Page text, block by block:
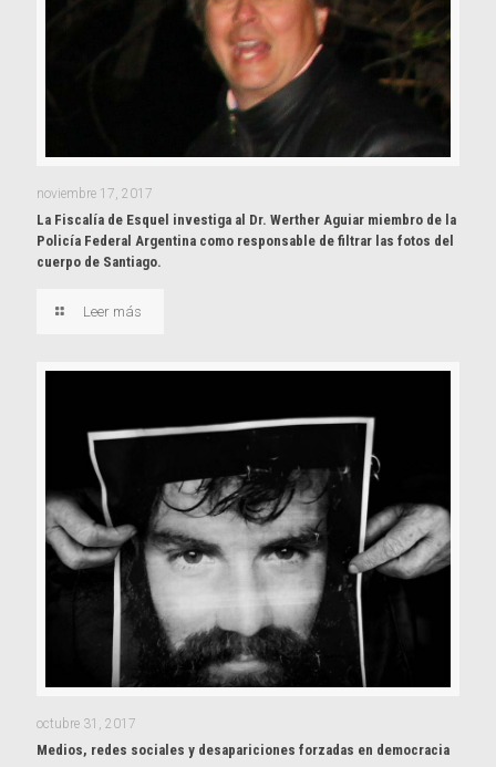
noviembre 17, 2017
La Fiscalía de Esquel investiga al Dr. Werther Aguiar miembro de la
Policía Federal Argentina como responsable de filtrar las fotos del
cuerpo de Santiago.
Leer más
octubre 31, 2017
Medios, redes sociales y desapariciones forzadas en democracia